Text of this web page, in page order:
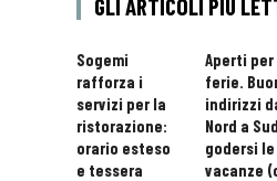
GLI ARTICOLI PIÙ
Sogemi
rafforza i
servizi per la
ristorazione:
orario esteso
e tessera
Aperti per
ferie.
indirizzi
Nord a
godersi le
vacanze